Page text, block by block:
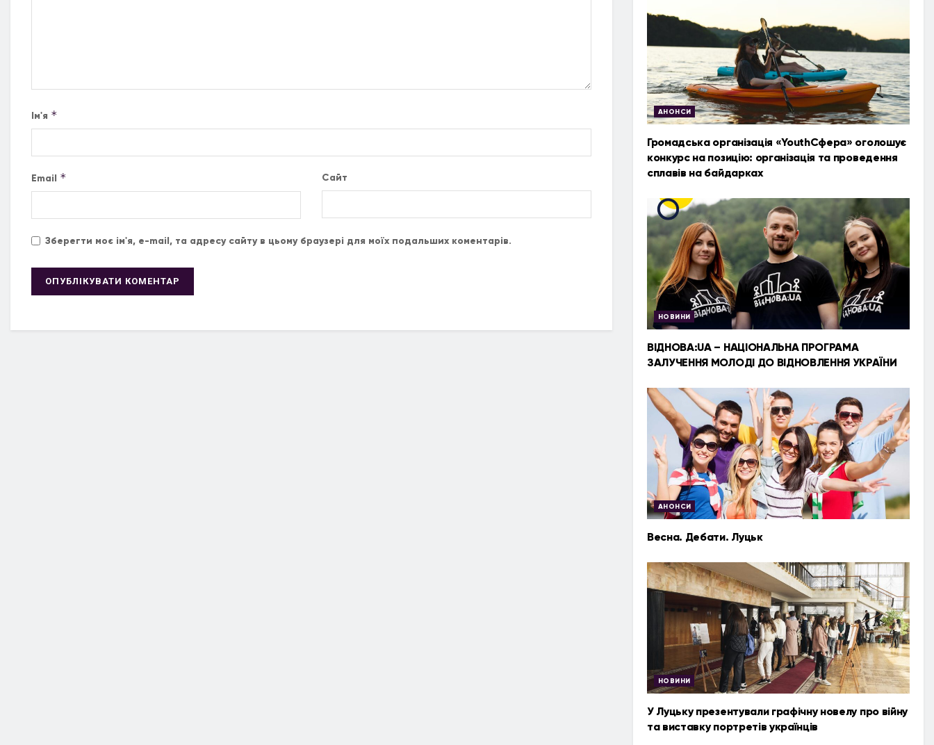
Ім'я *
Email * Сайт
Зберегти моє ім'я, e-mail, та адресу сайту в цьому браузері для моїх подальших коментарів.
АНОНСИ
Громадська організація «YouthСфера» оголошує
конкурс на позицію: організація та проведення
сплавів на байдарках
НОВИНИ
ВІДНОВА:UA – НАЦІОНАЛЬНА ПРОГРАМА
ЗАЛУЧЕННЯ МОЛОДІ ДО ВІДНОВЛЕННЯ УКРАЇНИ
АНОНСИ
Весна. Дебати. Луцьк
НОВИНИ
У Луцьку презентували графічну новелу про війну
та виставку портретів українців